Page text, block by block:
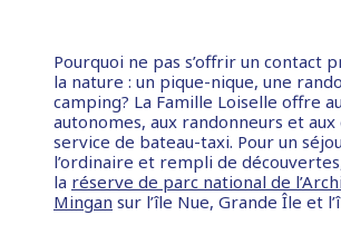
Pourquoi ne pas s’offrir un contact
la nature : un pique-nique, une
camping? La Famille Loiselle offre
autonomes, aux randonneurs et aux
service de bateau-taxi. Pour un
l’ordinaire et rempli de
la réserve de parc national de
Mingan sur l’île Nue, Grande Île et